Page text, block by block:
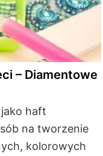
– Diamentowe
haft
na tworzenie
kolorowych